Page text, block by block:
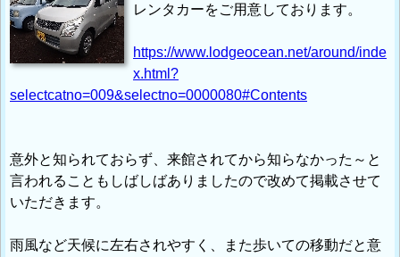
レンタカーをご用意しております。
https://www.lodgeocean.net/around/inde
x.html?
selectcatno=009&selectno=0000080#Contents
意外と知られておらず、来館されてから知らなかった～と
言われることもしばしばありましたので改めて掲載させて
いただきます。
雨風など天候に左右されやすく、また歩いての移動だと意